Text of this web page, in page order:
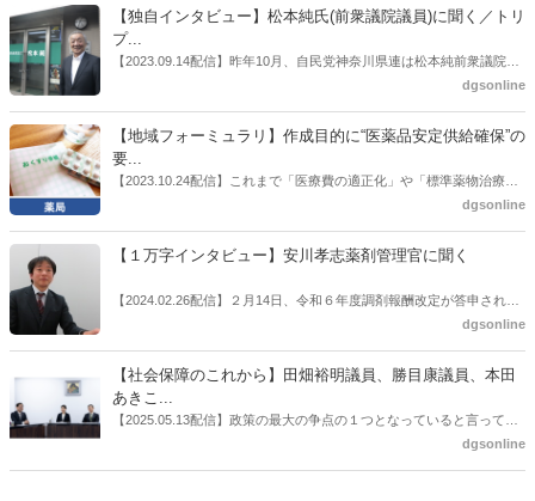
書がとりまとめられた。ドラビズon-lineでは検討会を総括する目的で
厚労省医政局医薬産業振興・医療情報企画課長（医薬産業振興・医療
情報企画課セルフケア・セルフメディケーション推進室長併任）安藤
公一氏や青山学院大学名誉教授の三村優美子氏、 日本保険薬局協会医
【独自インタビュー】松本純氏(前衆議院議員)に聞く／トリ
プ...
【2023.09.14配信】昨年10月、自民党神奈川県連は松本純前衆議院議
員を「自民党神奈川1区」（横浜市中区・磯子区・金沢区）の支部長
候補の前提となるもの。薬剤師に関わる政策に広く・深く関わってき
た同氏の復活に向けた薬剤師業界の期待には熱いものがある。不透明
感の払拭できない医療・介護・障害者サービスのトリプル改定等へ
の、薬剤師業界の強い危機感の裏返しといってもいいだろう。本稿で
dgsonline
【地域フォーミュラリ】作成目的に“医薬品安定供給確保”の
要...
【2023.10.24配信】これまで「医療費の適正化」や「標準薬物治療の
推進」などが目的とされることが多かった地域フォーミュラリの作
た。医薬品の安定供給確保だ。10月22日に開かれた「日本フォーミュ
飯田市）は、会員薬局から安定供給確保への強い要望があったことを
受け、安定供給確保が見込めるPPI３成分について銘柄を含めて選定
dgsonline
【１万字インタビュー】安川孝志薬剤管理官に聞く
【2024.02.26配信】２月14日、令和６年度調剤報酬改定が答申され
た。本紙では、厚生労働省保険局医療課・薬剤管理官の安川孝志氏
dgsonline
【社会保障のこれから】田畑裕明議員、勝目康議員、本田
あきこ...
【2025.05.13配信】政策の最大の争点の１つとなっていると言っても
よいのが社会保障のこれからのあり方だ。特に与党では、政府関係者
dgsonline